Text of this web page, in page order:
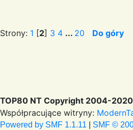
Strony: 1 [2] 3 4 ... 20 Do góry
TOP80 NT Copyright 2004-
Współpracujące witryny:
Powered by SMF 1.1.11 SMF ©